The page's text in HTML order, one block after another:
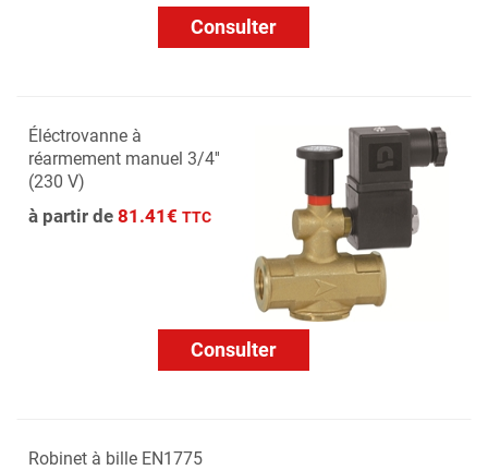
Consulter
Éléctrovanne à
réarmement manuel 3/4''
(230 V)
à partir de 81.41€ TTC
Consulter
Robinet à bille EN1775